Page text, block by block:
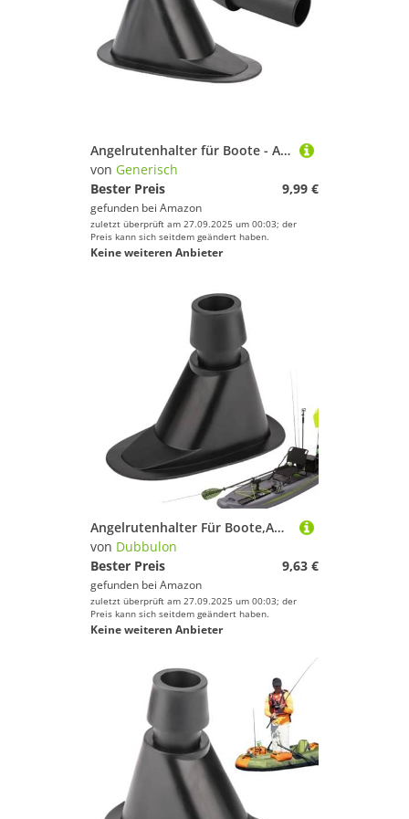
Angelrutenhalter für Boote - Angelruten Halterung | Universalmontagesatz Mit Doppeldurchmesser Für Kanus Ruderboote Kajaks Pontons Und Schlauchboote
von Generisch
Bester Preis
9,99 €
gefunden bei Amazon
zuletzt überprüft am 27.09.2025 um 00:03; der
Preis kann sich seitdem geändert haben.
Keine weiteren Anbieter
Angelrutenhalter Für Boote,Angelrutenständer | Universalmontagesatz Mit Doppeldurchmesser Für Kanus Ruderboote Kajaks Pontons Und Schlauchboote
von Dubbulon
Bester Preis
9,63 €
gefunden bei Amazon
zuletzt überprüft am 27.09.2025 um 00:03; der
Preis kann sich seitdem geändert haben.
Keine weiteren Anbieter